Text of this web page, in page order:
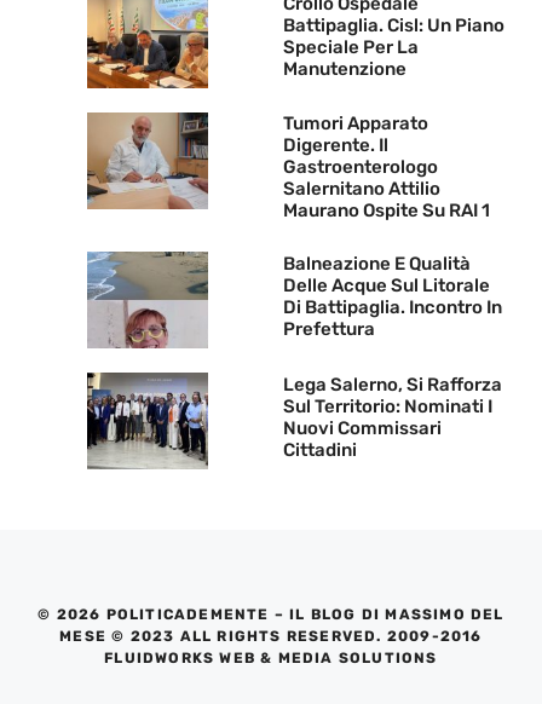
Battipaglia. Cisl: Un Piano
Speciale Per La
Manutenzione
Tumori Apparato
Digerente. Il
Gastroenterologo
Salernitano Attilio
Maurano Ospite Su RAI 1
Balneazione E Qualità
Delle Acque Sul Litorale
Di Battipaglia. Incontro In
Prefettura
Lega Salerno, Si Rafforza
Sul Territorio: Nominati I
Nuovi Commissari
Cittadini
© 2026 POLITICADEMENTE – IL BLOG DI MASSIMO DEL
MESE © 2023 ALL RIGHTS RESERVED. 2009-2016
FLUIDWORKS WEB & MEDIA SOLUTIONS